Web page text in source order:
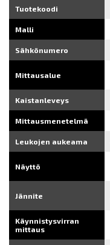
Tuotekoodi
Malli
Sähkönumero
Mittausalue
Kaistanleveys
Mittausmenetelmä
Leukojen aukeama
Näyttö
Jännite
Käynnistysvirran
mittaus